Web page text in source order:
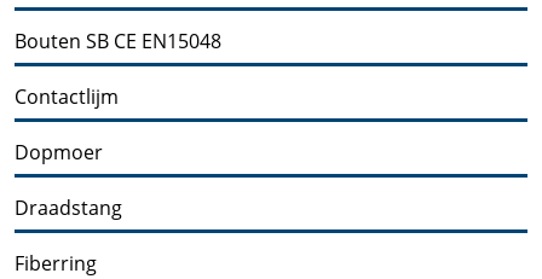
Bouten SB CE EN15048
Contactlijm
Dopmoer
Draadstang
Fiberring